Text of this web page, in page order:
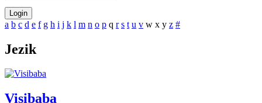
a b c d e f g h i j k l m n o p q r s t u v w x y z #
Jezik
Visibaba